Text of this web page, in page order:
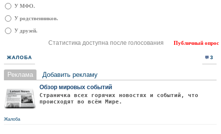
У МФО.
У родственников.
У друзей.
Статистика доступна после голосования Публичный опрос
ЖАЛОБА 3
Реклама Добавить рекламу
Обзор мировых событий
Страничка всех горячих новостях и событий, что
происходят во всём Мире.
Жалоба